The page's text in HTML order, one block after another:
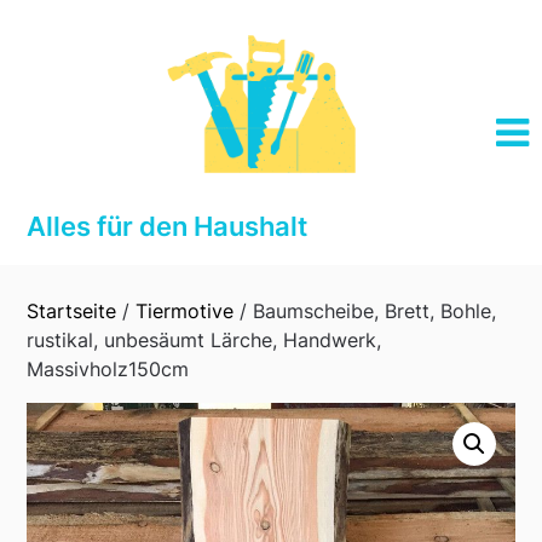
Alles für den Haushalt
Startseite /Tiermotive / Baumscheibe, Brett, Bohle,
rustikal, unbesäumt Lärche, Handwerk,
Massivholz150cm